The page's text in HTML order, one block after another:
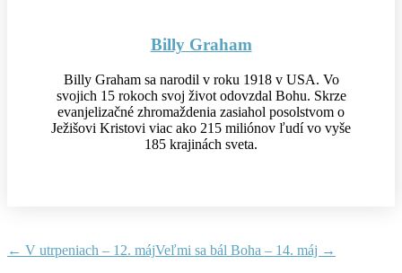
Billy Graham
Billy Graham sa narodil v roku 1918 v USA. Vo
svojich 15 rokoch svoj život odovzdal Bohu. Skrze
evanjelizačné zhromaždenia zasiahol posolstvom o
Ježišovi Kristovi viac ako 215 miliónov ľudí vo vyše
185 krajinách sveta.
← V utrpeniach – 12. májVeľmi sa bál Boha – 14. máj →